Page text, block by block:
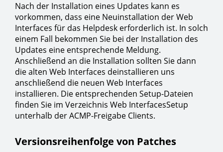
Nach der Installation eines Updates kann es
vorkommen, dass eine Neuinstallation der Web
Interfaces für das Helpdesk erforderlich ist. In solch
einem Fall bekommen Sie bei der Installation des
Updates eine entsprechende Meldung.
Anschließend an die Installation sollten Sie dann
die alten Web Interfaces deinstallieren uns
anschließend die neuen Web Interfaces
installieren. Die entsprechenden Setup-Dateien
finden Sie im Verzeichnis Web InterfacesSetup
unterhalb der ACMP-Freigabe Clients.
Versionsreihenfolge von Patches